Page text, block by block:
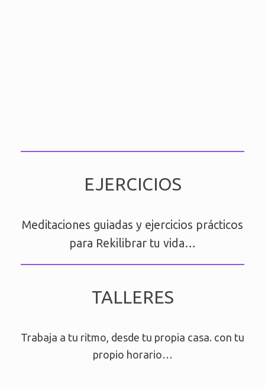
EJERCICIOS
Meditaciones guiadas y ejercicios prácticos
para Rekilibrar tu vida…
TALLERES
Trabaja a tu ritmo, desde tu propia casa. con tu
propio horario…